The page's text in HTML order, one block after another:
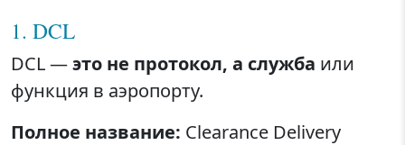
1. DCL
DCL —это не протокол, а служба или
функция в аэропорту.
Полное название: Clearance Delivery